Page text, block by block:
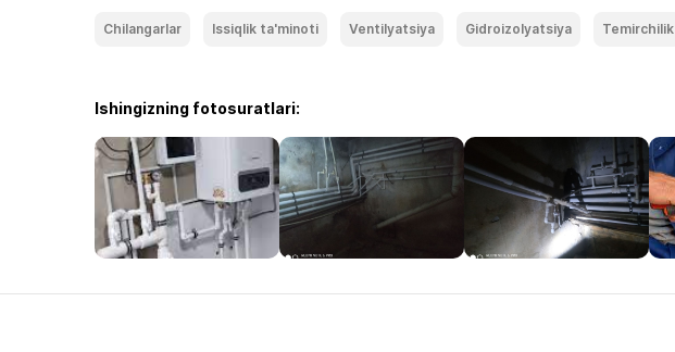
Chilangarlar Issiqlik ta'minoti Ventilyatsiya Gidroizolyatsiya Temirchilik
Ishingizning fotosuratlari: